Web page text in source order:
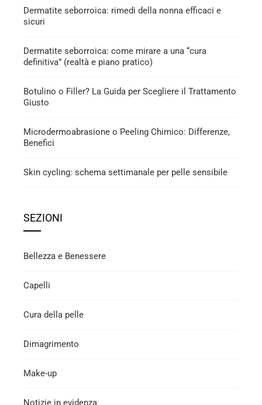
Dermatite seborroica: rimedi della nonna efficaci e
sicuri
Dermatite seborroica: come mirare a una “cura
definitiva” (realtà e piano pratico)
Botulino o Filler? La Guida per Scegliere il Trattamento
Giusto
Microdermoabrasione o Peeling Chimico: Differenze,
Benefici
Skin cycling: schema settimanale per pelle sensibile
SEZIONI
Bellezza e Benessere
Capelli
Cura della pelle
Dimagrimento
Make-up
Notizie in evidenza